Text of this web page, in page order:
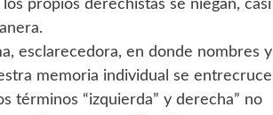
propios derechistas se niegan, casi
esclarecedora, en donde nombres y
memoria individual se entrecruce
términos “izquierda” y derecha” no